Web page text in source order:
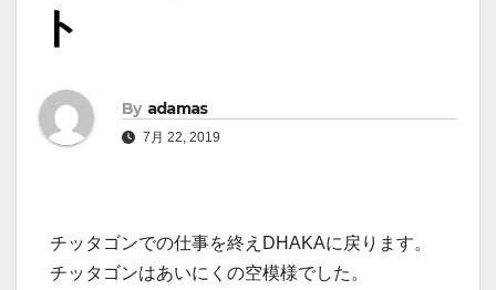
ト
By adamas
7月 22, 2019
チッタゴンでの仕事を終えDHAKAに戻ります。
チッタゴンはあいにくの空模様でした。